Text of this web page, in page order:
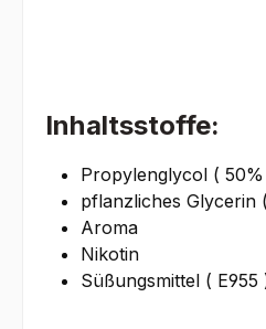
Inhaltsstoffe:
Propylenglycol ( 50%
pflanzliches Glycerin
Aroma
Nikotin
Süßungsmittel ( E955